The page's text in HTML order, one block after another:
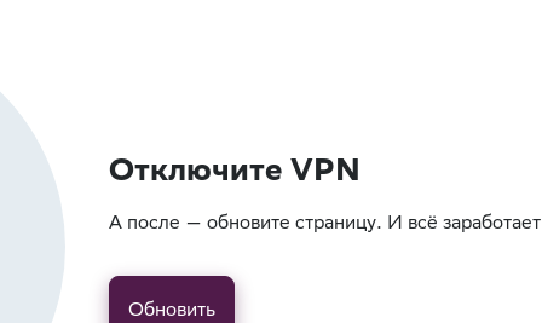
Отключите VPN
А после — обновите страницу. И всё заработает
Обновить